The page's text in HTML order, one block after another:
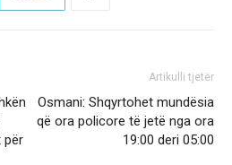
për
Artikulli tjetër
Osmani: Shqyrtohet mundësia
që ora policore të jetë nga ora
19:00 deri 05:00